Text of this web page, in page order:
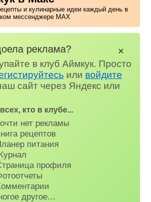
и кулинарные идеи каждый день в
мессенджере MAX
реклама?
в клуб Аймкук. Просто
или войдите
сайт через Яндекс или
кто в клубе...
нет рекламы
рецептов
питания
профиля
другое…
✕